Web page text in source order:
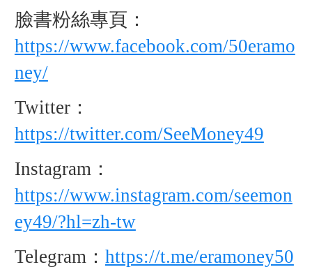
臉書粉絲專頁：
https://www.facebook.com/50eramo
ney/
Twitter：
https://twitter.com/SeeMoney49
Instagram：
https://www.instagram.com/seemon
ey49/?hl=zh-tw
Telegram： https://t.me/eramoney50